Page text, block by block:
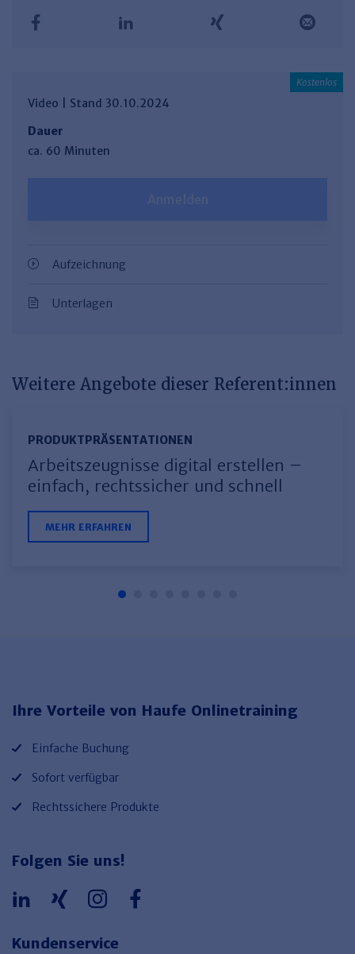
Video | Stand 30.10.2024
Dauer
ca. 60 Minuten
Aufzeichnung
Unterlagen
Weitere Angebote dieser Referent:innen
PRODUKTPRÄSEN­TATIONEN
Arbeitszeugnisse digital erstellen –
einfach, rechtssicher und schnell
MEHR ERFAHREN
Ihre Vorteile von Haufe Onlinetraining
Einfache Buchung
Sofort verfügbar
Rechtssichere Produkte
Folgen Sie uns!
Kundenservice